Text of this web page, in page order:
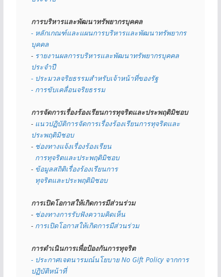
การบริหารและพัฒนาทรัพยากรบุคคล
- หลักเกณฑ์และแผนการบริหารและพัฒนาทรัพยากร
บุคคล
- รายงานผลการบริหารและพัฒนาทรัพยากรบุคคล
ประจำปี
- ประมวลจริยธรรมสำหรับเจ้าหน้าที่ของรัฐ
- การขับเคลื่อนจริยธรรม
การจัดการเรื่องร้องเรียนการทุจริตและประพฤติมิชอบ
- แนวปฏิบัติการจัดการเรื่องร้องเรียนการทุจริตและ
ประพฤติมิชอบ
- ช่องทางแจ้งเรื่องร้องเรียน
  การทุจริตและประพฤติมิชอบ
- ข้อมูลสถิติเรื่องร้องเรียนการ
  ทุจริตและประพฤติมิชอบ
การเปิดโอกาสให้เกิดการมีส่วนร่วม
- ช่องทางการรับฟังความคิดเห็น
- การเปิดโอกาสให้เกิดการมีส่วนร่วม
การดำเนินการเพื่อป้องกันการทุจริต
- ประกาศเจตนารมณ์นโยบาย No Gift Policy จากการ
ปฏิบัติหน้าที่